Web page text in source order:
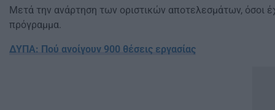
Μετά την ανάρτηση των οριστικών αποτελεσμάτων, όσοι
πρόγραμμα.
ΔΥΠΑ: Πού ανοίγουν 900 θέσεις εργασίας